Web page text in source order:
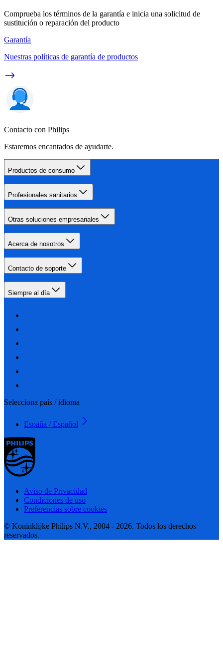
Comprueba los términos de la garantía e inicia una solicitud de
sustitución o reparación del producto
Garantía
Nuestras políticas de garantía de productos
Contacto con Philips
Estaremos encantados de ayudarte.
Productos de consumo
Profesionales sanitarios
Otras soluciones empresariales
Acerca de nosotros
Contacto de soporte
Siempre al día
Selecciona país / idioma
España / Español
Aviso de Privacidad
Condiciones de uso
Preferencias sobre cookies
© Koninklijke Philips N.V., 2004 - 2026. Todos los derechos
reservados.